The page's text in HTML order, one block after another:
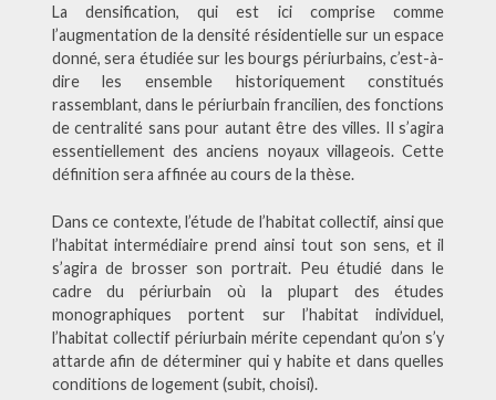
La densification, qui est ici comprise comme
l’augmentation de la densité résidentielle sur un espace
donné, sera étudiée sur les bourgs périurbains, c’est-à-
dire les ensemble historiquement constitués
rassemblant, dans le périurbain francilien, des fonctions
de centralité sans pour autant être des villes. Il s’agira
essentiellement des anciens noyaux villageois. Cette
définition sera affinée au cours de la thèse.
Dans ce contexte, l’étude de l’habitat collectif, ainsi que
l’habitat intermédiaire prend ainsi tout son sens, et il
s’agira de brosser son portrait. Peu étudié dans le
cadre du périurbain où la plupart des études
monographiques portent sur l’habitat individuel,
l’habitat collectif périurbain mérite cependant qu’on s’y
attarde afin de déterminer qui y habite et dans quelles
conditions de logement (subit, choisi).